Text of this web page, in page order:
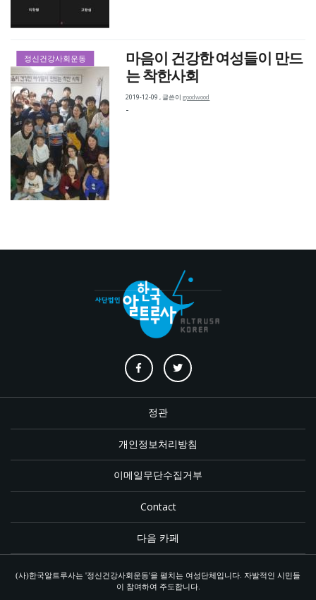
정신건강사회운동
마음이 건강한 여성들이 만드
는 착한사회
2019-12-09 ,글쓴이goodwood
-
정관
개인정보처리방침
이메일무단수집거부
Contact
다음 카페
(사)한국알트루사는 '정신건강사회운동'을 펼치는 여성단체입니다. 자발적인 시민들
이 참여하여 주도합니다.